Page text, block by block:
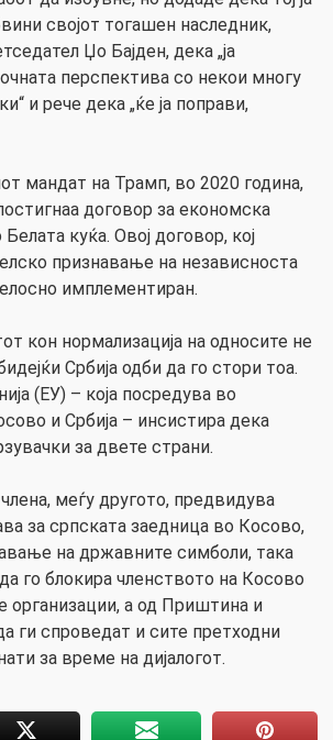
својот тогашен наследник,
Џо Бајден, дека „ја
перспектива со некои многу
и рече дека „ќе ја поправи,
мандат на Трамп, во 2020 година,
договор за економска
куќа. Овој договор, кој
признавање на независноста
имплементиран.
кон нормализација на односите не
Србија одби да го стори тоа.
(ЕУ) – која посредува во
и Србија – инсистира дека
за двете страни.
меѓу другото, предвидува
за српската заедница во Косово,
на државните симболи, така
го блокира членството на Косово
организации, а од Приштина и
ги спроведат и сите претходни
за време на дијалогот.